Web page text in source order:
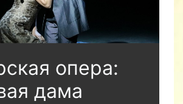
опера:
дама